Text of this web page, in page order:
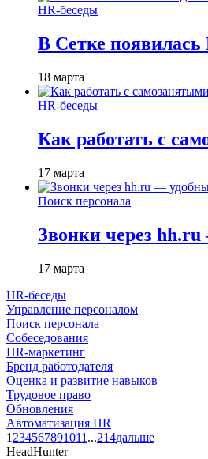
HR-беседы
В Сетке
18 марта
HR-беседы
Как работать с
17 марта
Поиск персонала
Звонки через
17 марта
HR-беседы
Управление персоналом
Поиск персонала
Собеседования
HR-маркетинг
Бренд работодателя
Оценка и развитие навыков
Трудовое право
Обновления
Автоматизация HR
1 234567891011 ...214дальше
HeadHunter